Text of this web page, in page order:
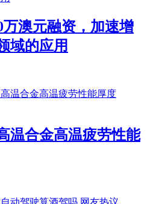
澳元融资，加速增
域的应用
温合金高温疲劳性能